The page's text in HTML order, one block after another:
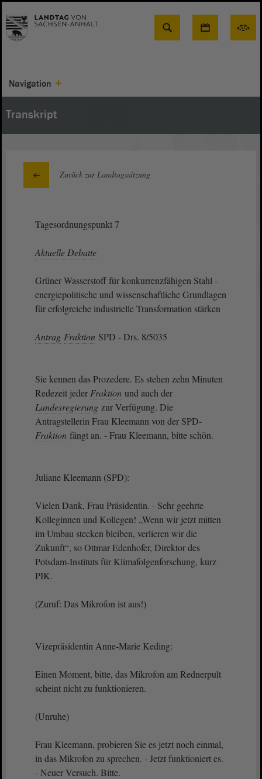
Suche
Navigation
Transkript
Zurück zur Landtagssitzung
Tagesordnungspunkt 7
Aktuelle Debatte
Grüner Wasserstoff für konkurrenzfähigen Stahl -
energiepolitische und wissenschaftliche Grundlagen
für erfolgreiche industrielle Transformation stärken
Antrag Fraktion SPD - Drs. 8/5035
Sie kennen das Prozedere. Es stehen zehn Minuten
Redezeit jeder Fraktion und auch der
Landesregierung zur Verfügung. Die
Antragstellerin Frau Kleemann von der SPD-
Fraktion fängt an. - Frau Kleemann, bitte schön.
Juliane Kleemann (SPD):
Vielen Dank, Frau Präsidentin. - Sehr geehrte
Kolleginnen und Kollegen! „Wenn wir jetzt mitten
im Umbau stecken bleiben, verlieren wir die
Zukunft“, so Ottmar Edenhofer, Direktor des
Potsdam-Instituts für Klimafolgenforschung, kurz
PIK.
(Zuruf: Das Mikrofon ist aus!)
Vizepräsidentin Anne-Marie Keding:
Einen Moment, bitte, das Mikrofon am Rednerpult
scheint nicht zu funktionieren.
(Unruhe)
Frau Kleemann, probieren Sie es jetzt noch einmal,
in das Mikrofon zu sprechen. - Jetzt funktioniert es.
- Neuer Versuch. Bitte.